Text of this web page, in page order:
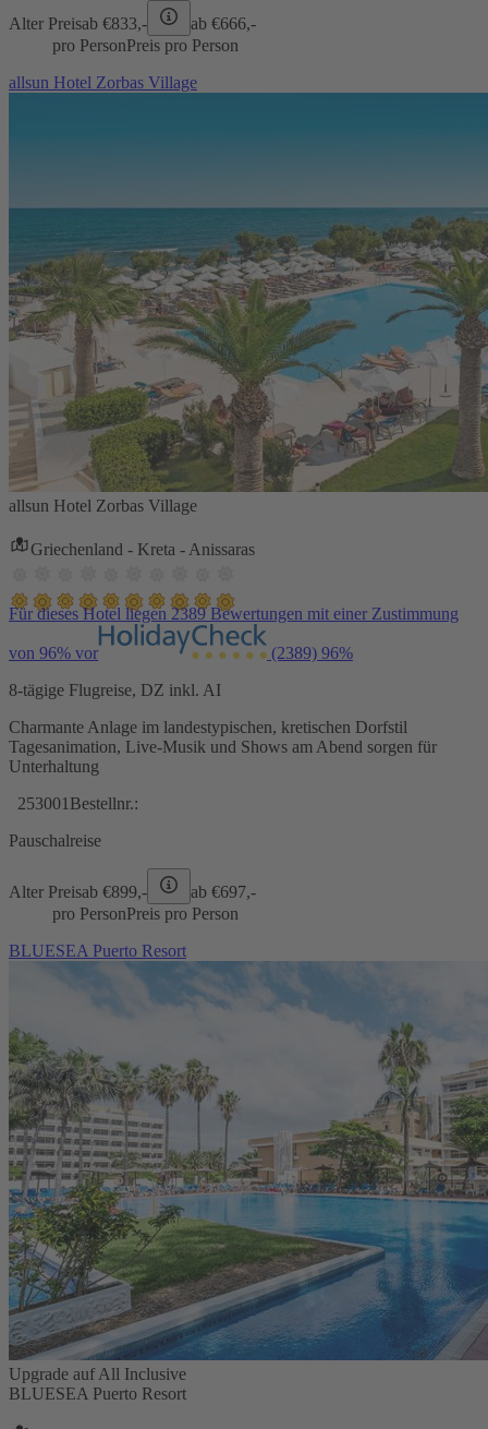
Alter Preisab €833,- ab €666,-
pro PersonPreis pro Person
allsun Hotel Zorbas Village
allsun Hotel Zorbas Village
Griechenland - Kreta - Anissaras
Für dieses Hotel liegen 2389 Bewertungen mit einer Zustimmung
von 96% vor (2389) 96%
8-tägige Flugreise, DZ inkl. AI
Charmante Anlage im landestypischen, kretischen Dorfstil
Tagesanimation, Live-Musik und Shows am Abend sorgen für
Unterhaltung
253001 Bestellnr.:
Pauschalreise
Alter Preisab €899,- ab €697,-
pro PersonPreis pro Person
BLUESEA Puerto Resort
Upgrade auf All Inclusive
BLUESEA Puerto Resort